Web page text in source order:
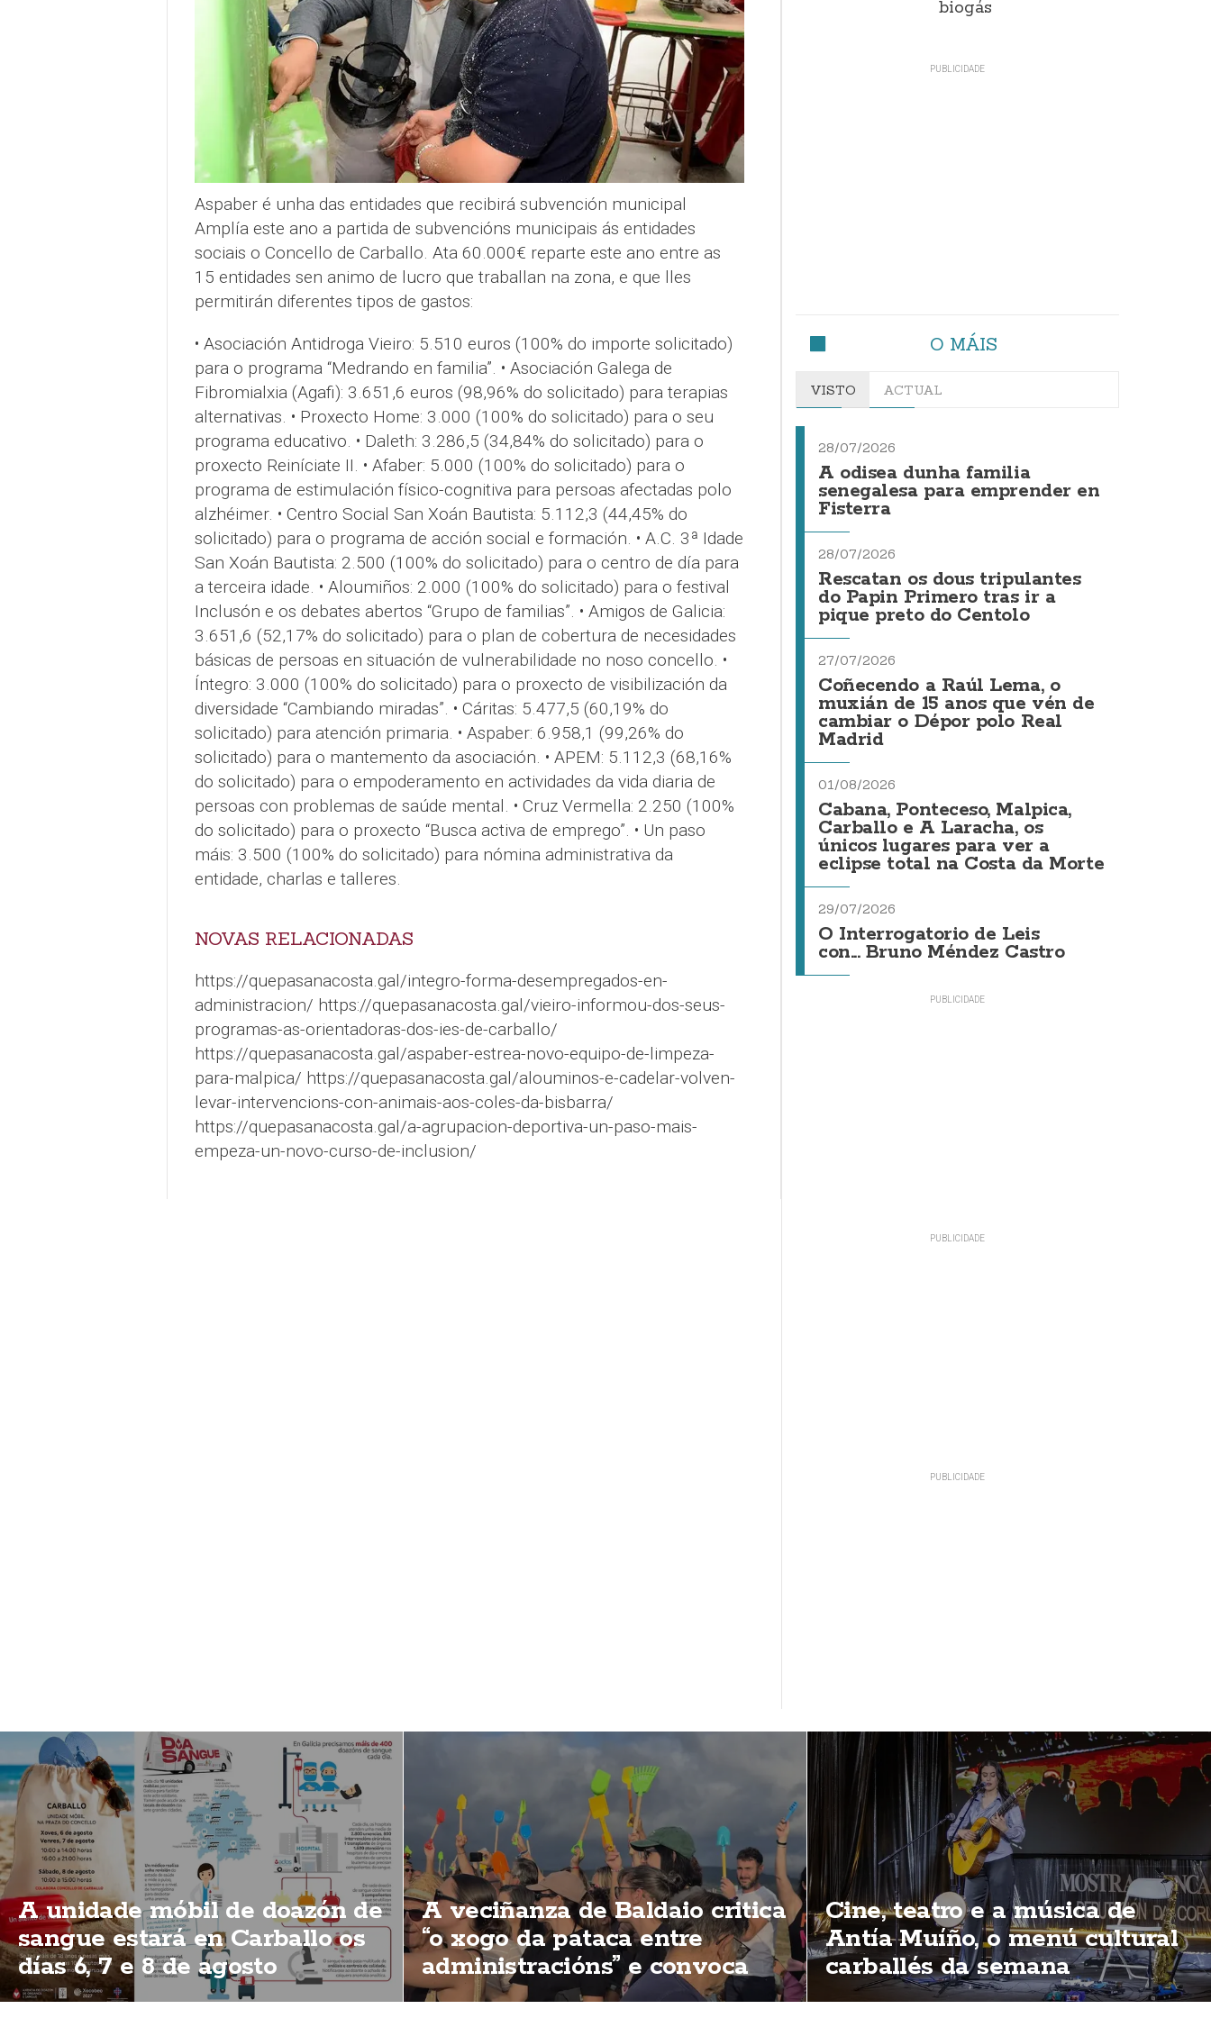
Aspaber é unha das entidades que recibirá subvención municipal
Amplía este ano a partida de subvencións municipais ás entidades
sociais o Concello de Carballo. Ata 60.000€ reparte este ano entre as
15 entidades sen animo de lucro que traballan na zona, e que lles
permitirán diferentes tipos de gastos:
• Asociación Antidroga Vieiro: 5.510 euros (100% do importe solicitado)
para o programa “Medrando en familia”. • Asociación Galega de
Fibromialxia (Agafi): 3.651,6 euros (98,96% do solicitado) para terapias
alternativas. • Proxecto Home: 3.000 (100% do solicitado) para o seu
programa educativo. • Daleth: 3.286,5 (34,84% do solicitado) para o
proxecto Reiníciate II. • Afaber: 5.000 (100% do solicitado) para o
programa de estimulación físico-cognitiva para persoas afectadas polo
alzhéimer. • Centro Social San Xoán Bautista: 5.112,3 (44,45% do
solicitado) para o programa de acción social e formación. • A.C. 3ª Idade
San Xoán Bautista: 2.500 (100% do solicitado) para o centro de día para
a terceira idade. • Aloumiños: 2.000 (100% do solicitado) para o festival
Inclusón e os debates abertos “Grupo de familias”. • Amigos de Galicia:
3.651,6 (52,17% do solicitado) para o plan de cobertura de necesidades
básicas de persoas en situación de vulnerabilidade no noso concello. •
Íntegro: 3.000 (100% do solicitado) para o proxecto de visibilización da
diversidade “Cambiando miradas”. • Cáritas: 5.477,5 (60,19% do
solicitado) para atención primaria. • Aspaber: 6.958,1 (99,26% do
solicitado) para o mantemento da asociación. • APEM: 5.112,3 (68,16%
do solicitado) para o empoderamento en actividades da vida diaria de
persoas con problemas de saúde mental. • Cruz Vermella: 2.250 (100%
do solicitado) para o proxecto “Busca activa de emprego”. • Un paso
máis: 3.500 (100% do solicitado) para nómina administrativa da
entidade, charlas e talleres.
NOVAS RELACIONADAS
https://quepasanacosta.gal/integro-forma-desempregados-en-
administracion/ https://quepasanacosta.gal/vieiro-informou-dos-seus-
programas-as-orientadoras-dos-ies-de-carballo/
https://quepasanacosta.gal/aspaber-estrea-novo-equipo-de-limpeza-
para-malpica/ https://quepasanacosta.gal/alouminos-e-cadelar-volven-
levar-intervencions-con-animais-aos-coles-da-bisbarra/
https://quepasanacosta.gal/a-agrupacion-deportiva-un-paso-mais-
empeza-un-novo-curso-de-inclusion/
biogás
O MÁIS
VISTO ACTUAL
28/07/2026
A odisea dunha familia
senegalesa para emprender en
Fisterra
28/07/2026
Rescatan os dous tripulantes
do Papin Primero tras ir a
pique preto do Centolo
27/07/2026
Coñecendo a Raúl Lema, o
muxián de 15 anos que vén de
cambiar o Dépor polo Real
Madrid
01/08/2026
Cabana, Ponteceso, Malpica,
Carballo e A Laracha, os
únicos lugares para ver a
eclipse total na Costa da Morte
29/07/2026
O Interrogatorio de Leis
con... Bruno Méndez Castro
A unidade móbil de doazón de
sangue estará en Carballo os
días 6, 7 e 8 de agosto
A veciñanza de Baldaio critica
“o xogo da pataca entre
administracións” e convoca
unha nova concentración
Cine, teatro e a música de
Antía Muíño, o menú cultural
carballés da semana